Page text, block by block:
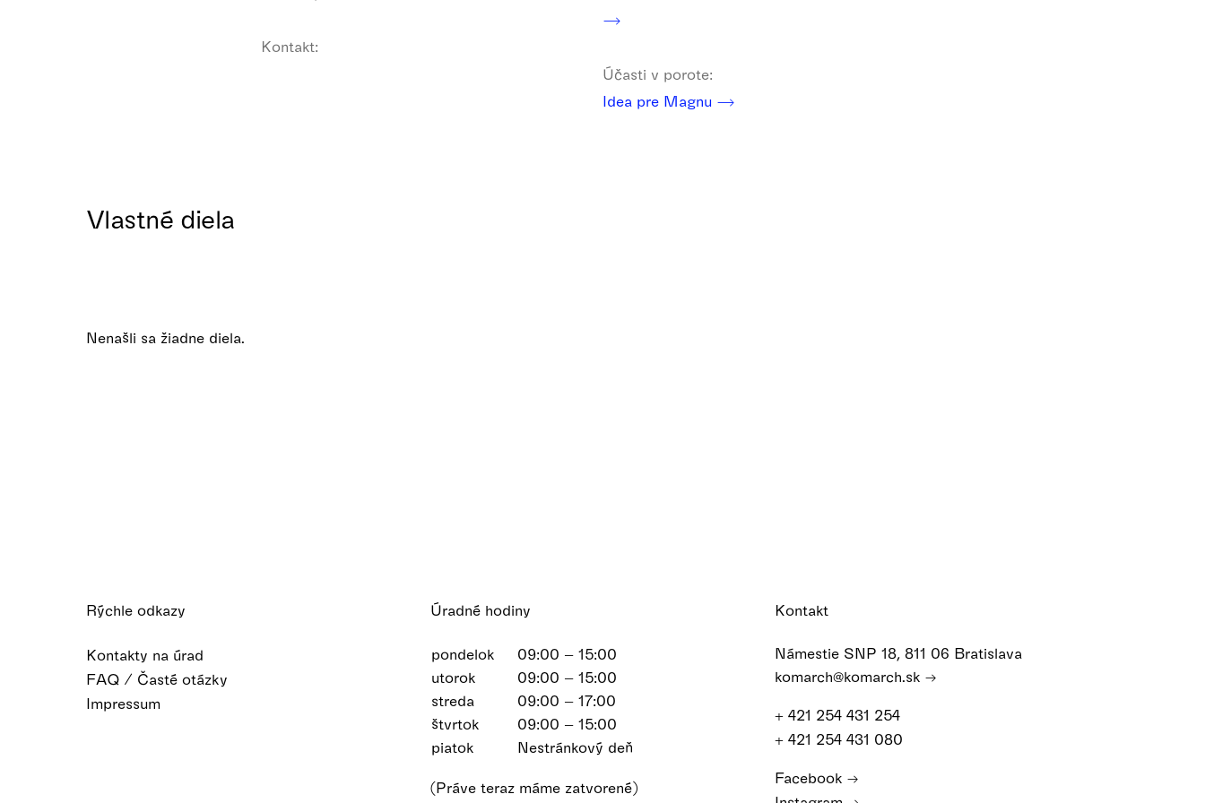
Kontakt:
Účasti v porote:
Idea pre Magnu
Vlastné diela
Nenašli sa žiadne diela.
Rýchle odkazy
Kontakty na úrad
FAQ / Časté otázky
Impressum
Úradné hodiny
pondelok
09:00 – 15:00
utorok
09:00 – 15:00
streda
09:00 – 17:00
štvrtok
09:00 – 15:00
piatok
Nestránkový deň
(Práve teraz máme zatvorené)
Kontakt
Námestie SNP 18, 811 06 Bratislava
komarch@komarch.sk
+ 421 254 431 254
+ 421 254 431 080
Facebook